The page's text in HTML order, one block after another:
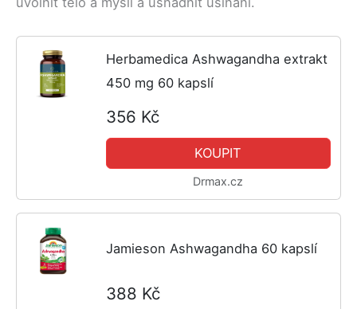
Herbamedica Ashwagandha extrakt
450 mg 60 kapslí
356 Kč
KOUPIT
Drmax.cz
Jamieson Ashwagandha 60 kapslí
388 Kč